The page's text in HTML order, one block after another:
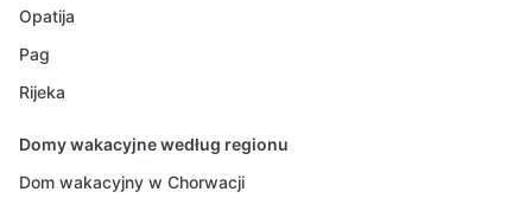
Opatija
Pag
Rijeka
Domy wakacyjne według regionu
Dom wakacyjny w Chorwacji